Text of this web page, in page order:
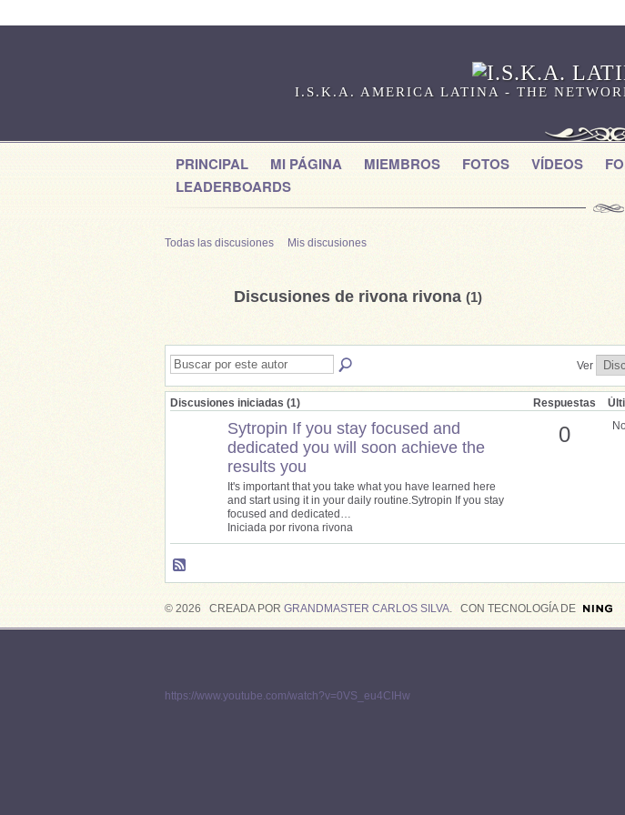
I.S.K.A. AMERICA LATINA - THE
PRINCIPAL MI PÁGINA MIEMBROS FOTOS VÍDEOS
LEADERBOARDS
Todas las discusiones Mis discusiones
Discusiones de rivona rivona (1)
Ver
Discusiones iniciadas (1) Respuestas
Sytropin If you stay focused and
dedicated you will soon achieve the
results you
It's important that you take what you have learned here
and start using it in your daily routine.Sytropin If you stay
focused and dedicated…
Iniciada por rivona rivona
0
© 2026 CREADA POR GRANDMASTER CARLOS SILVA. CON TECNOLOGÍA DE
https://www.youtube.com/watch?v=0VS_eu4CIHw